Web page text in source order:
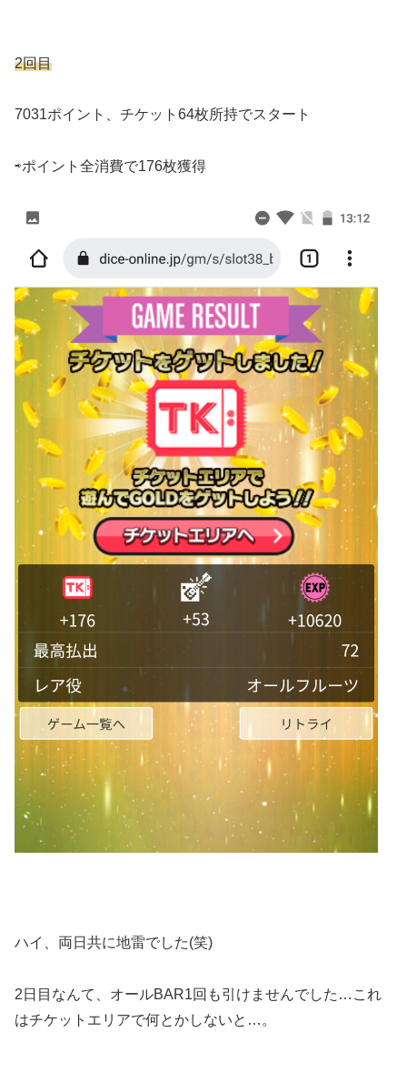
2回目
7031ポイント、チケット64枚所持でスタート
⇨ポイント全消費で176枚獲得
ハイ、両日共に地雷でした(笑)
2日目なんて、オールBAR1回も引けませんでした…これ
はチケットエリアで何とかしないと…。